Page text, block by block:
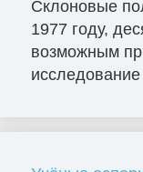
Склоновые
1977 году,
возможным